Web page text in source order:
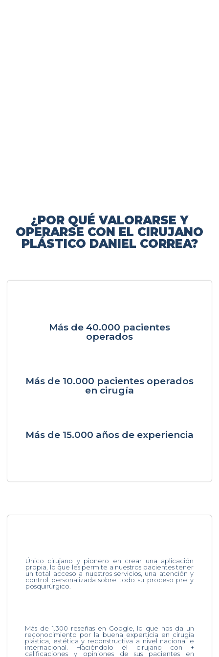
¿POR QUÉ VALORARSE Y
OPERARSE CON EL CIRUJANO
PLÁSTICO DANIEL CORREA?
Más de 40.000 pacientes
operados
Más de 10.000 pacientes operados
en cirugía
Más de 15.000 años de experiencia
Único cirujano y pionero en crear una aplicación
propia, lo que les permite a nuestros pacientes tener
un total acceso a nuestros servicios, una atención y
control personalizada sobre todo su proceso pre y
posquirúrgico.
Más de 1.300 reseñas en Google, lo que nos da un
reconocimiento por la buena experticia en cirugía
plástica, estética y reconstructiva a nivel nacional e
internacional. Haciéndolo el cirujano con +
calificaciones y opiniones de sus pacientes en